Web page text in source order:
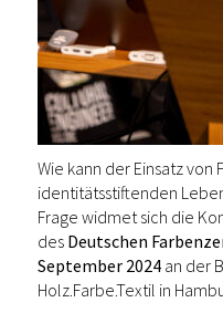
Wie kann der Einsatz von
identitätsstiftenden
Frage widmet sich die
des Deutschen
September 2024 an der
Holz.Farbe.Textil in